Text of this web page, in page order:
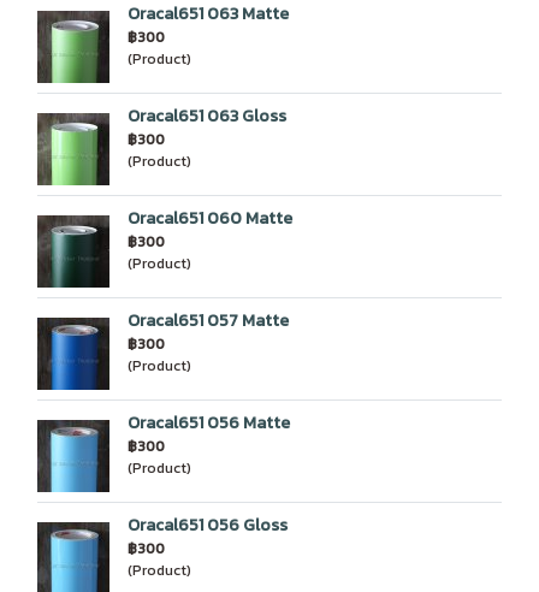
Oracal651 063 Matte
฿300
(Product)
Oracal651 063 Gloss
฿300
(Product)
Oracal651 060 Matte
฿300
(Product)
Oracal651 057 Matte
฿300
(Product)
Oracal651 056 Matte
฿300
(Product)
Oracal651 056 Gloss
฿300
(Product)